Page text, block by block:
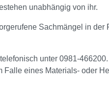
unabhängig von ihr.
Sachmängel in
unter 0981-
eines Materials- oder